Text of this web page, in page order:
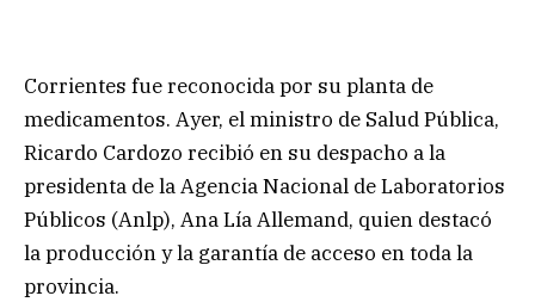
Corrientes fue reconocida por su planta de
medicamentos. Ayer, el ministro de Salud Pública,
Ricardo Cardozo recibió en su despacho a la
presidenta de la Agencia Nacional de Laboratorios
Públicos (Anlp), Ana Lía Allemand, quien destacó
la producción y la garantía de acceso en toda la
provincia.